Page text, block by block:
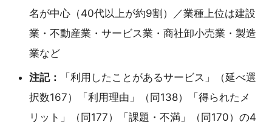
名が中心（40代以上が約9割）／業種上位は建設
業・不動産業・サービス業・商社卸小売業・製造
業など
注記：
「利用したことがあるサービス」（延べ選
択数167）「利用理由」（同138）「得られたメ
リット」（同177）「課題・不満」（同170）の4